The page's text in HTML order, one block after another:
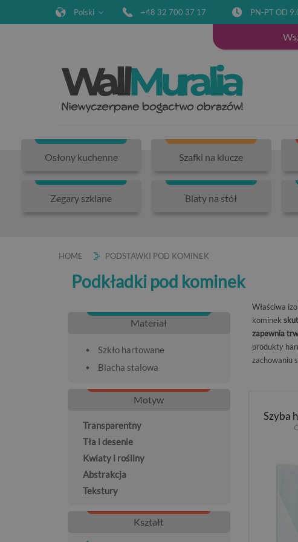
Polski +48 32 700 37 17 PN-PT OD
Osłony kuchenne Szafki na klucze
Zegary szklane Blaty na stół
HOME PODSTAWKI POD KOMINEK
Podkładki pod kominek
Materiał
Szkło hartowane
Blacha stalowa
Motyw
Transparentny
Tła i desenie
Kwiaty i rośliny
Abstrakcja
Tekstury
Kształt
Właściwa
kominek
zapewnia
produkty
zachowaniu
Szyba